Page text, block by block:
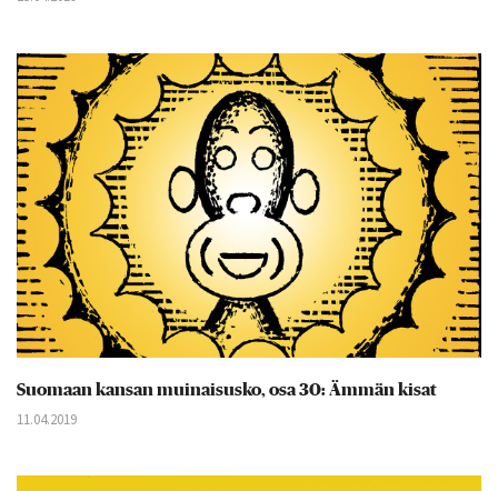
Suomaan kansan muinaisusko, osa 30: Ämmän kisat
11.04.2019